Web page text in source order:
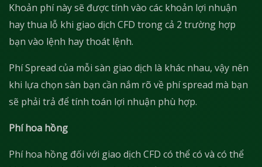
Khoản phí này sẽ được tính vào các khoản lợi nhuận
hay thua lỗ khi giao dịch CFD trong cả 2 trường hợp
bạn vào lệnh hay thoát lệnh.
Phí Spread của mỗi sàn giao dịch là khác nhau, vậy nên
khi lựa chọn sàn bạn cần nắm rõ về phí spread mà bạn
sẽ phải trả để tính toán lợi nhuận phù hợp.
Phí hoa hồng
Phí hoa hồng đối với giao dịch CFD có thể có và có thể